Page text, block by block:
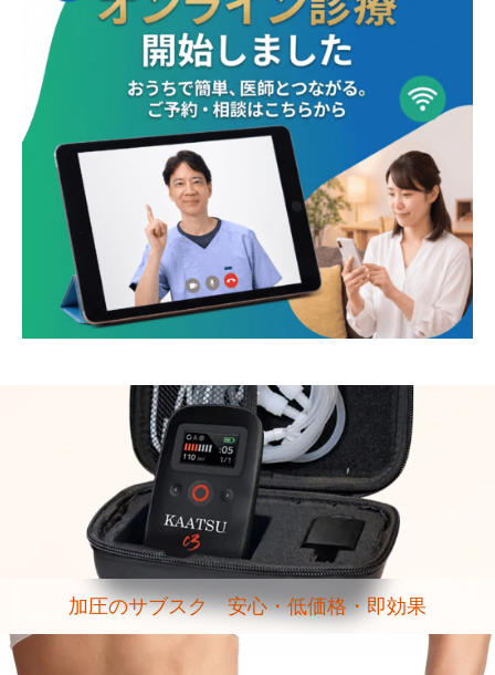
加圧のサブスク 安心・低価格・即効果